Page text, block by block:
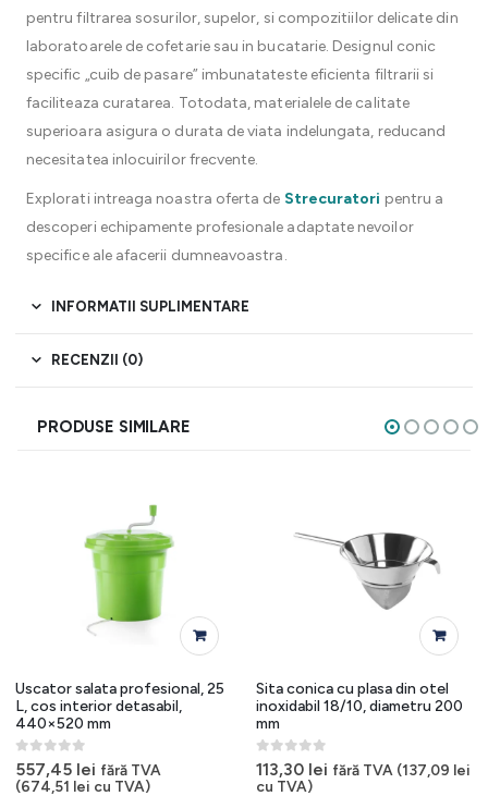
pentru filtrarea sosurilor, supelor, si compozitiilor delicate din
laboratoarele de cofetarie sau in bucatarie. Designul conic
specific „cuib de pasare” imbunatateste eficienta filtrarii si
faciliteaza curatarea. Totodata, materialele de calitate
superioara asigura o durata de viata indelungata, reducand
necesitatea inlocuirilor frecvente.
Explorati intreaga noastra oferta de Strecuratori pentru a
descoperi echipamente profesionale adaptate nevoilor
specifice ale afacerii dumneavoastra.
INFORMATII SUPLIMENTARE
RECENZII (0)
PRODUSE SIMILARE
Uscator salata profesional, 25
L, cos interior detasabil,
440×520 mm
0out of 5
557,45 lei fără TVA
(674,51 lei cu TVA)
Sita conica cu plasa din otel
inoxidabil 18/10, diametru 200
mm
0out of 5
113,30 lei fără TVA (137,09 lei
cu TVA)